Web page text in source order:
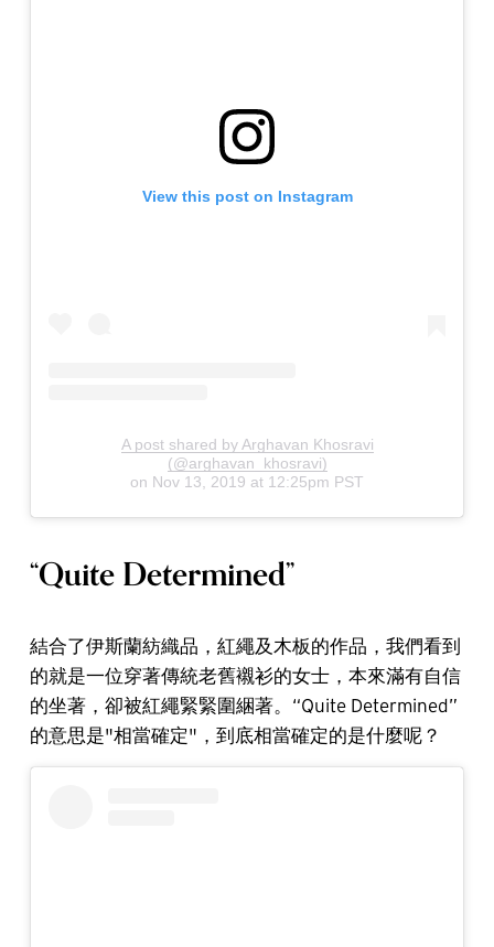
View this post on Instagram
A post shared by Arghavan Khosravi
(@arghavan_khosravi)
on Nov 13, 2019 at 12:25pm PST
“Quite Determined”
結合了伊斯蘭紡織品，紅繩及木板的作品，我們看到
的就是一位穿著傳統老舊襯衫的女士，本來滿有自信
的坐著，卻被紅繩緊緊圍綑著。“Quite Determined”
的意思是"相當確定"，到底相當確定的是什麼呢？